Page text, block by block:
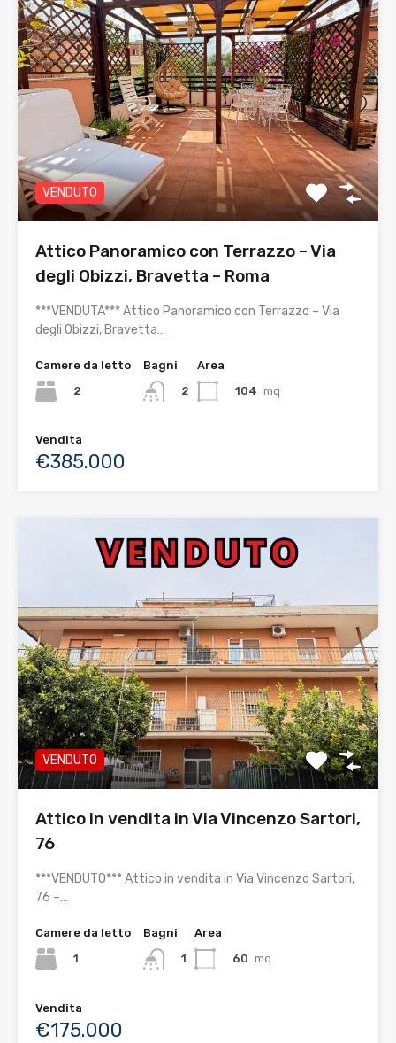
VENDUTO
Attico Panoramico con Terrazzo – Via
degli Obizzi, Bravetta – Roma
***VENDUTA*** Attico Panoramico con Terrazzo – Via
degli Obizzi, Bravetta…
Camere da letto
2
Bagni
2
Area
104 mq
Vendita
€385.000
VENDUTO
Attico in vendita in Via Vincenzo Sartori,
76
***VENDUTO*** Attico in vendita in Via Vincenzo Sartori,
76 –…
Camere da letto
1
Bagni
1
Area
60 mq
Vendita
€175.000